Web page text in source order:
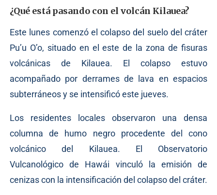
¿Qué está pasando con el volcán Kilauea?
Este lunes comenzó el colapso del suelo del cráter
Pu’u O’o, situado en el este de la zona de fisuras
volcánicas de Kilauea. El colapso estuvo
acompañado por derrames de lava en espacios
subterráneos y se intensificó este jueves.
Los residentes locales observaron una densa
columna de humo negro procedente del cono
volcánico del Kilauea. El Observatorio
Vulcanológico de Hawái vinculó la emisión de
cenizas con la intensificación del colapso del cráter.